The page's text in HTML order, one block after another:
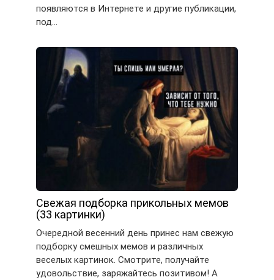
появляются в Интернете и другие публикации,
под…
Свежая подборка прикольных мемов
(33 картинки)
Очередной весенний день принес нам свежую
подборку смешных мемов и различных
веселых картинок. Смотрите, получайте
удовольствие, заряжайтесь позитивом! А